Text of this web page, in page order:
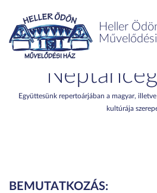
Heller
Borica-
Együttesünk repertoárjában a magyar,
kultúrája
BEMUTATKOZÁS: